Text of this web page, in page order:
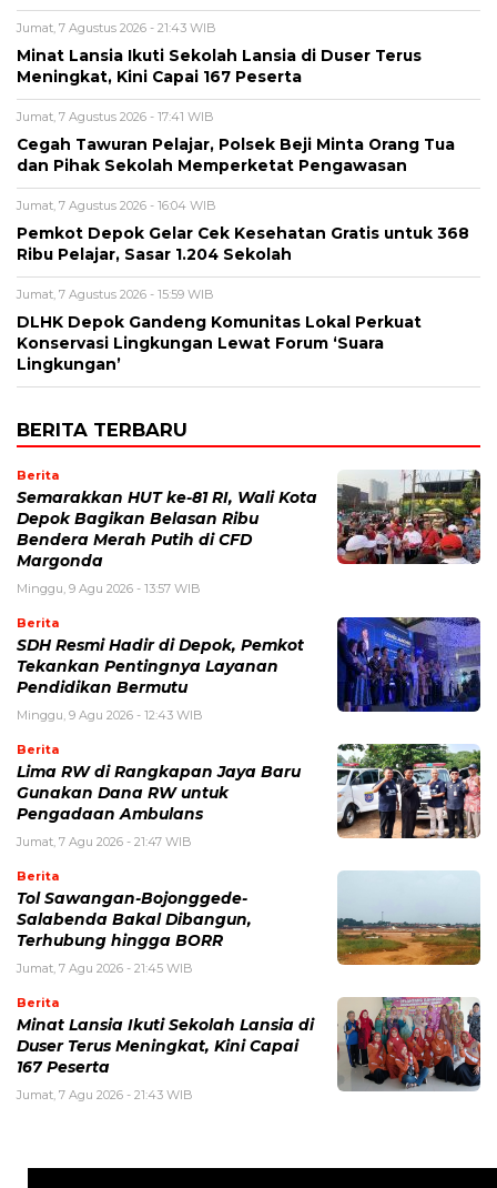
Jumat, 7 Agustus 2026 - 21:43 WIB
Minat Lansia Ikuti Sekolah Lansia di Duser Terus
Meningkat, Kini Capai 167 Peserta
Jumat, 7 Agustus 2026 - 17:41 WIB
Cegah Tawuran Pelajar, Polsek Beji Minta Orang Tua
dan Pihak Sekolah Memperketat Pengawasan
Jumat, 7 Agustus 2026 - 16:04 WIB
Pemkot Depok Gelar Cek Kesehatan Gratis untuk 368
Ribu Pelajar, Sasar 1.204 Sekolah
Jumat, 7 Agustus 2026 - 15:59 WIB
DLHK Depok Gandeng Komunitas Lokal Perkuat
Konservasi Lingkungan Lewat Forum ‘Suara
Lingkungan’
BERITA TERBARU
Berita
Semarakkan HUT ke-81 RI, Wali Kota
Depok Bagikan Belasan Ribu
Bendera Merah Putih di CFD
Margonda
Minggu, 9 Agu 2026 - 13:57 WIB
Berita
SDH Resmi Hadir di Depok, Pemkot
Tekankan Pentingnya Layanan
Pendidikan Bermutu
Minggu, 9 Agu 2026 - 12:43 WIB
Berita
Lima RW di Rangkapan Jaya Baru
Gunakan Dana RW untuk
Pengadaan Ambulans
Jumat, 7 Agu 2026 - 21:47 WIB
Berita
Tol Sawangan-Bojonggede-
Salabenda Bakal Dibangun,
Terhubung hingga BORR
Jumat, 7 Agu 2026 - 21:45 WIB
Berita
Minat Lansia Ikuti Sekolah Lansia di
Duser Terus Meningkat, Kini Capai
167 Peserta
Jumat, 7 Agu 2026 - 21:43 WIB